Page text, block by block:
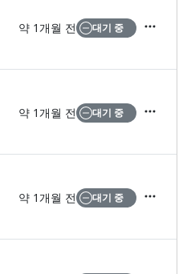
약 1개월 전 대기 중
약 1개월 전 대기 중
약 1개월 전 대기 중